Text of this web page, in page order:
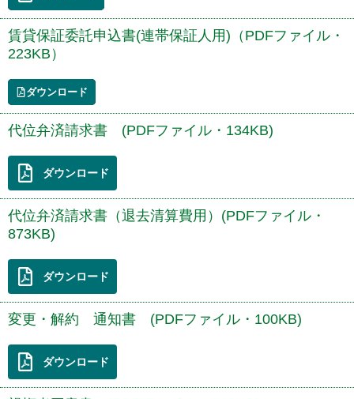
賃貸保証委託申込書(連帯保証人用)（PDFファイル・
223KB）
ダウンロード
代位弁済請求書 (PDFファイル・134KB)
ダウンロード
代位弁済請求書（退去清算費用）(PDFファイル・
873KB)
ダウンロード
変更・解約 通知書 (PDFファイル・100KB)
ダウンロード